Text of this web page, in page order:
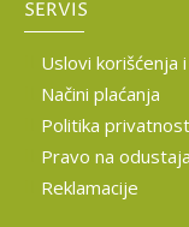
SERVIS
Uslovi korišćenja
Načini plaćanja
Politika
Pravo na
Reklamacije